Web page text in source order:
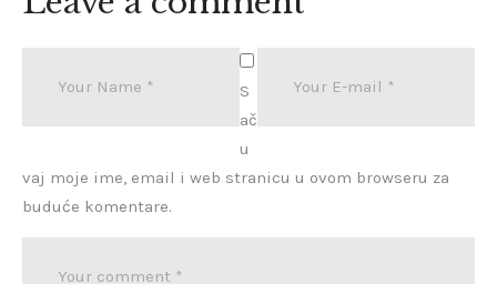
S
ač
u
vaj moje ime, email i web stranicu u ovom browseru za
buduće komentare.